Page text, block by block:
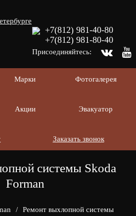
+7(812) 981-40-80
+7(812) 981-80-40
Присоединяйтесь:
Марки Фотогалерея
Акции Эвакуатор
Заказать звонок
системы Skoda
Forman
/ Ремонт выхлопной системы